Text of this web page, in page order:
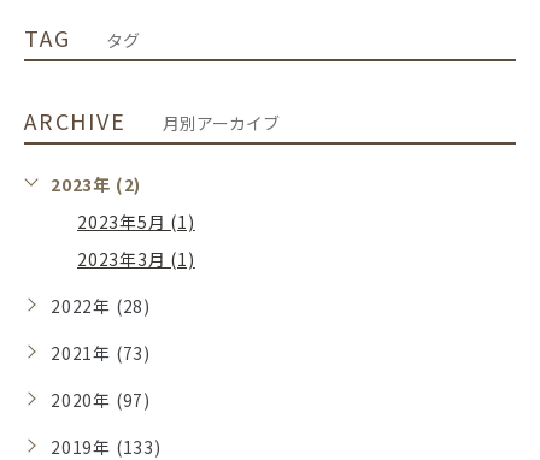
TAG タグ
ARCHIVE 月別アーカイブ
2023年 (2)
2023年5月 (1)
2023年3月 (1)
2022年 (28)
2021年 (73)
2020年 (97)
2019年 (133)